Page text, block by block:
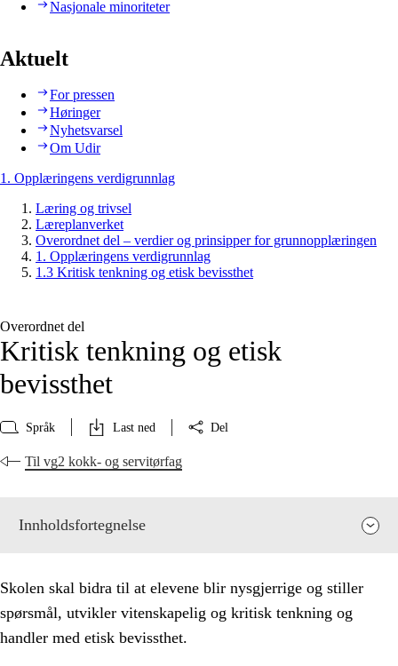
Nasjonale minoriteter
Aktuelt
For pressen
Høringer
Nyhetsvarsel
Om Udir
1. Opplæringens verdigrunnlag
Læring og trivsel
Læreplanverket
Overordnet del – verdier og prinsipper for grunnopplæringen
1. Opplæringens verdigrunnlag
1.3 Kritisk tenkning og etisk bevissthet
Overordnet del
Kritisk tenkning og etisk
bevissthet
Språk Last ned Del
Til vg2 kokk- og servitørfag
Innholdsfortegnelse
Skolen skal bidra til at elevene blir nysgjerrige og stiller
spørsmål, utvikler vitenskapelig og kritisk tenkning og
handler med etisk bevissthet.